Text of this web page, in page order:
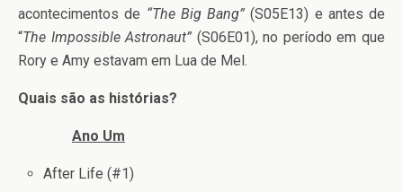
acontecimentos de “The Big Bang” (S05E13) e antes de
“The Impossible Astronaut” (S06E01), no período em que
Rory e Amy estavam em Lua de Mel.
Quais são as histórias?
Ano Um
After Life (#1)